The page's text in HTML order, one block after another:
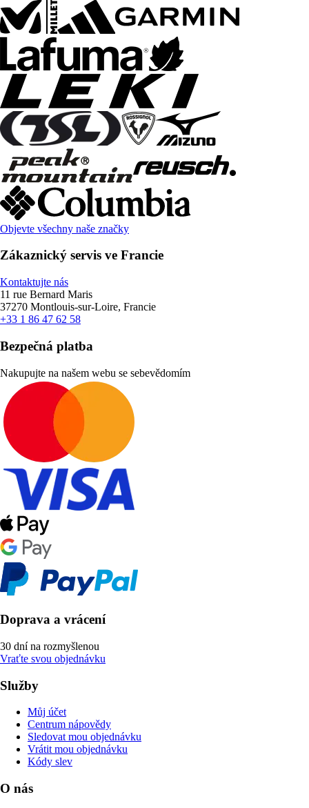
Objevte všechny naše značky
Zákaznický servis ve Francie
Kontaktujte nás
11 rue Bernard Maris
37270 Montlouis-sur-Loire, Francie
+33 1 86 47 62 58
Bezpečná platba
Nakupujte na našem webu se sebevědomím
Doprava a vrácení
30 dní na rozmyšlenou
Vraťte svou objednávku
Služby
Můj účet
Centrum nápovědy
Sledovat mou objednávku
Vrátit mou objednávku
Kódy slev
O nás